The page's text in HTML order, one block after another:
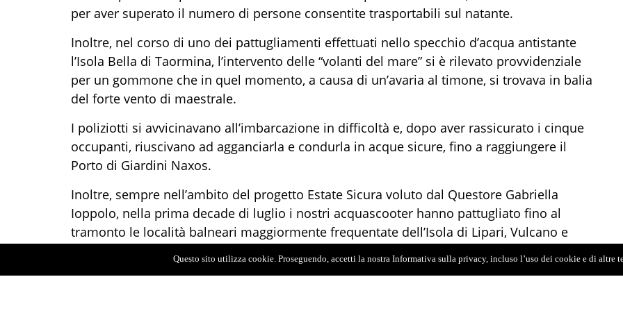
per aver superato il numero di persone consentite trasportabili sul natante.
Inoltre, nel corso di uno dei pattugliamenti effettuati nello specchio d’acqua antistante
l’Isola Bella di Taormina, l’intervento delle “volanti del mare” si è rilevato provvidenziale
per un gommone che in quel momento, a causa di un’avaria al timone, si trovava in balia
del forte vento di maestrale.
I poliziotti si avvicinavano all’imbarcazione in difficoltà e, dopo aver rassicurato i cinque
occupanti, riuscivano ad agganciarla e condurla in acque sicure, fino a raggiungere il
Porto di Giardini Naxos.
Inoltre, sempre nell’ambito del progetto Estate Sicura voluto dal Questore Gabriella
Ioppolo, nella prima decade di luglio i nostri acquascooter hanno pattugliato fino al
tramonto le località balneari maggiormente frequentate dell’Isola di Lipari, Vulcano e
imbarcazioni ed identificando più di 200 persone.
Questo sito utilizza cookie. Proseguendo, accetti la nostra Informativa sulla privacy, incluso l’uso dei cookie e di altre